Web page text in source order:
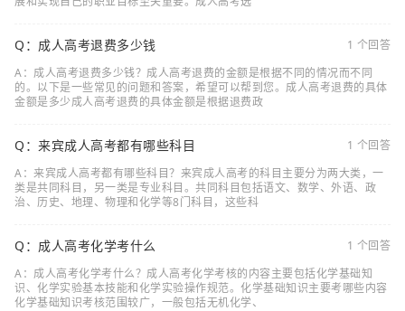
Q：成人高考退费多少钱
1 个回答
A：成人高考退费多少钱？成人高考退费的金额是根据不同的情况而不同
的。以下是一些常见的问题和答案，希望可以帮到您。成人高考退费的具体
金额是多少成人高考退费的具体金额是根据退费政
Q：来宾成人高考都有哪些科目
1 个回答
A：来宾成人高考都有哪些科目？来宾成人高考的科目主要分为两大类，一
类是共同科目，另一类是专业科目。共同科目包括语文、数学、外语、政
治、历史、地理、物理和化学等8门科目，这些科
Q：成人高考化学考什么
1 个回答
A：成人高考化学考什么？成人高考化学考核的内容主要包括化学基础知
识、化学实验基本技能和化学实验操作规范。化学基础知识主要考哪些内容
化学基础知识考核范围较广，一般包括无机化学、